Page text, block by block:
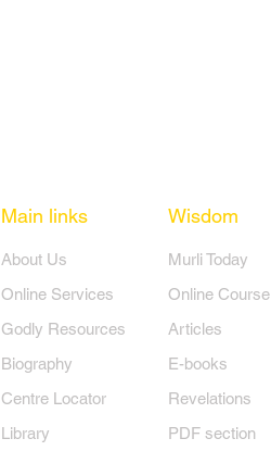
Main links Wisdom
​About Us
Online Services
Godly Resources
Biography
Centre Locator
Library
​Murli Today
Online Course
Articles
E-books
Revelations
PDF section